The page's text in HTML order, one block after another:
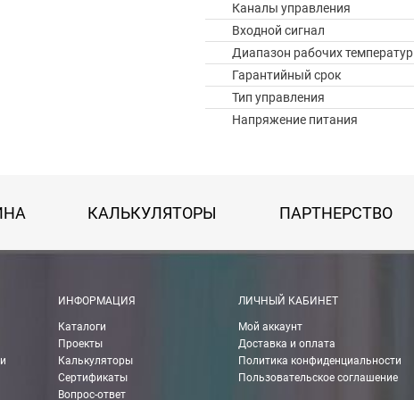
Каналы управления
Входной сигнал
Диапазон рабочих температур
Гарантийный срок
Тип управления
Напряжение питания
банковской картой или наличными.
для Москвы, Московской области и Санкт-Петербурга.
КАЛЬКУЛЯТОРЫ ПАРТНЕРСТВО
ИНФОРМАЦИЯ
Каталоги
Проекты
Калькуляторы
Сертификаты
Вопрос-ответ
ЛИЧНЫЙ КАБИНЕТ
Мой аккаунт
Доставка и оплата
Политика конфиденциальности
Пользовательское соглашение